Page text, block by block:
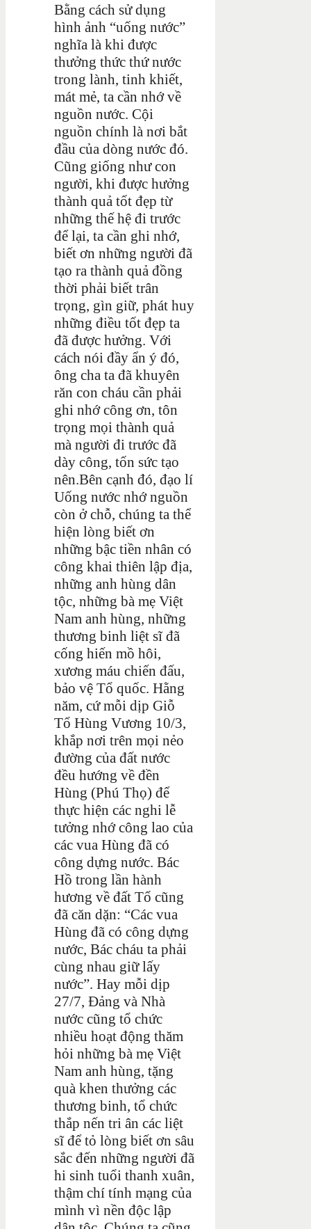
Bằng cách sử dụng
hình ảnh “uống nước”
nghĩa là khi được
thưởng thức thứ nước
trong lành, tinh khiết,
mát mẻ, ta cần nhớ về
nguồn nước. Cội
nguồn chính là nơi bắt
đầu của dòng nước đó.
Cũng giống như con
người, khi được hưởng
thành quả tốt đẹp từ
những thế hệ đi trước
để lại, ta cần ghi nhớ,
biết ơn những người đã
tạo ra thành quả đồng
thời phải biết trân
trọng, gìn giữ, phát huy
những điều tốt đẹp ta
đã được hưởng. Với
cách nói đầy ẩn ý đó,
ông cha ta đã khuyên
răn con cháu cần phải
ghi nhớ công ơn, tôn
trọng mọi thành quả
mà người đi trước đã
dày công, tốn sức tạo
nên.Bên cạnh đó, đạo lí
Uống nước nhớ nguồn
còn ở chỗ, chúng ta thể
hiện lòng biết ơn
những bậc tiền nhân có
công khai thiên lập địa,
những anh hùng dân
tộc, những bà mẹ Việt
Nam anh hùng, những
thương binh liệt sĩ đã
cống hiến mồ hôi,
xương máu chiến đấu,
bảo vệ Tổ quốc. Hằng
năm, cứ mỗi dịp Giỗ
Tổ Hùng Vương 10/3,
khắp nơi trên mọi nẻo
đường của đất nước
đều hướng về đền
Hùng (Phú Thọ) để
thực hiện các nghi lễ
tưởng nhớ công lao của
các vua Hùng đã có
công dựng nước. Bác
Hồ trong lần hành
hương về đất Tổ cũng
đã căn dặn: “Các vua
Hùng đã có công dựng
nước, Bác cháu ta phải
cùng nhau giữ lấy
nước”. Hay mỗi dịp
27/7, Đảng và Nhà
nước cũng tổ chức
nhiều hoạt động thăm
hỏi những bà mẹ Việt
Nam anh hùng, tặng
quà khen thưởng các
thương binh, tổ chức
thắp nến tri ân các liệt
sĩ để tỏ lòng biết ơn sâu
sắc đến những người đã
hi sinh tuổi thanh xuân,
thậm chí tính mạng của
mình vì nền độc lập